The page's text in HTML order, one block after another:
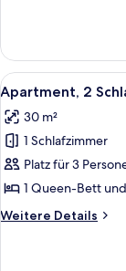
1
Schlafzimmer
Alle
Fotos
für
Apartment,
2
Kochnische
anzeigen
7
Apartment, 2
30 m²
1 Schlafzimmer
Platz für 3
1 Queen-Bett
Weitere Details
Weitere